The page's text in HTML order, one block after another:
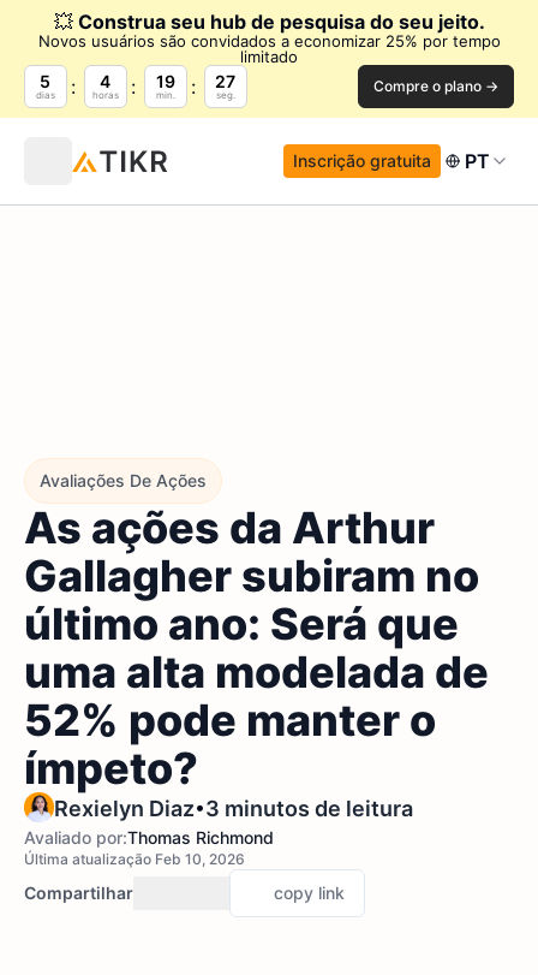
💥 Construa seu hub de pesquisa do seu jeito.
Novos usuários são convidados a economizar 25% por tempo
limitado
5
dias
4
horas
19
min.
26
seg. Compre o plano →
Inscrição gratuita PT
Avaliações De Ações
As ações da Arthur
Gallagher subiram no
último ano: Será que
uma alta modelada de
52% pode manter o
ímpeto?
Rexielyn Diaz•3 minutos de leitura
Avaliado por:Thomas Richmond
Última atualização Feb 10, 2026
Compartilhar copy link